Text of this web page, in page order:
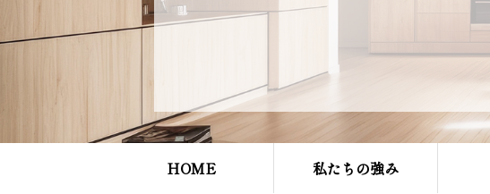
HOME 私たちの強み